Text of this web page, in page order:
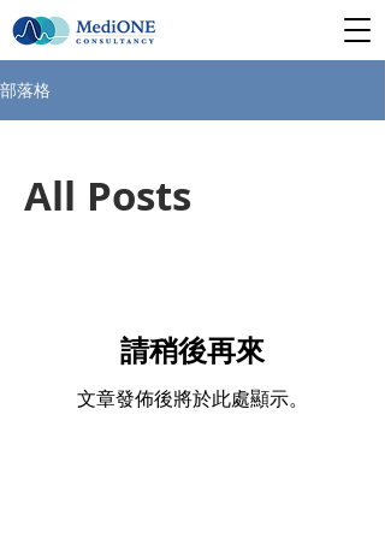
部落格
All Posts
請稍後再來
文章發佈後將於此處顯示。